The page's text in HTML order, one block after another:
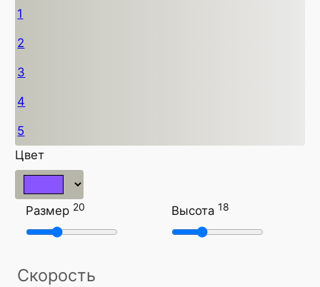
1
2
3
4
5
Цвет
Размер 20 Высота 18
Скорость